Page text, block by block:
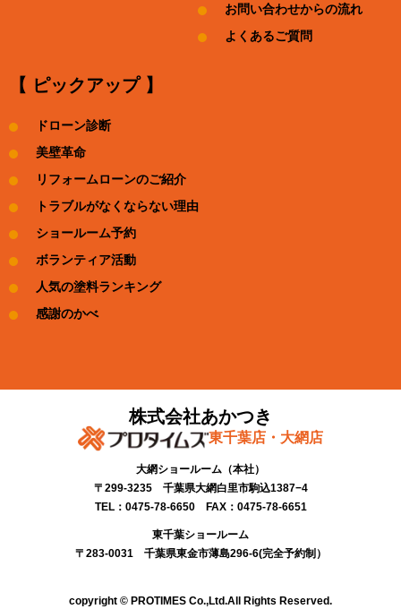
お問い合わせからの流れ
よくあるご質問
【 ピックアップ 】
ドローン診断
美壁革命
リフォームローンのご紹介
トラブルがなくならない理由
ショールーム予約
ボランティア活動
人気の塗料ランキング
感謝のかべ
株式会社あかつき
東千葉店・大網店
大網ショールーム​（本社）
〒299-3235 千葉県大網白里市駒込1387−4​
TEL：0475-78-6650 FAX：0475-78-6651
東千葉ショールーム​
〒283-0031 千葉県東金市薄島296-6(完全予約制）​
copyright © PROTIMES Co.,Ltd.All Rights Reserved.